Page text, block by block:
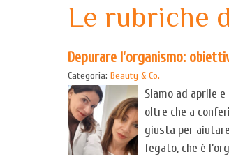
Le rubriche
Depurare l’organismo:
Categoria: Beauty & Co.
Siamo ad aprile
oltre che a
giusta per
fegato, che è